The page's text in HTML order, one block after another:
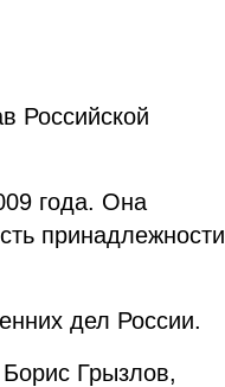
Российской
года. Она
принадлежности
дел России.
Грызлов,